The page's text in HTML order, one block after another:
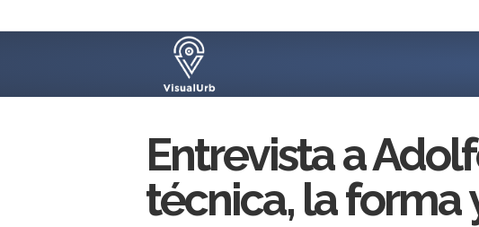
Entrevista a
técnica, la forma